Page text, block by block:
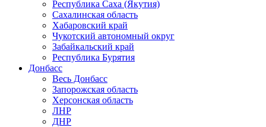
Республика Саха (Якутия)
Сахалинская область
Хабаровский край
Чукотский автономный округ
Забайкальский край
Республика Бурятия
Донбасс
Весь Донбасс
Запорожская область
Херсонская область
ЛНР
ДНР